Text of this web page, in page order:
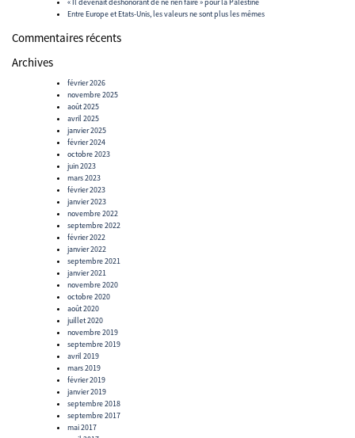
Entre Europe et Etats-Unis, les valeurs ne sont plus les mêmes
Commentaires récents
Archives
février 2026
novembre 2025
août 2025
avril 2025
janvier 2025
février 2024
octobre 2023
juin 2023
mars 2023
février 2023
janvier 2023
novembre 2022
septembre 2022
février 2022
janvier 2022
septembre 2021
janvier 2021
novembre 2020
octobre 2020
août 2020
juillet 2020
novembre 2019
septembre 2019
avril 2019
mars 2019
février 2019
janvier 2019
septembre 2018
septembre 2017
mai 2017